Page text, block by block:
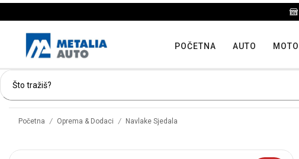
POČETNA AUTO MOTO
Početna / Oprema & Dodaci / Navlake Sjedala